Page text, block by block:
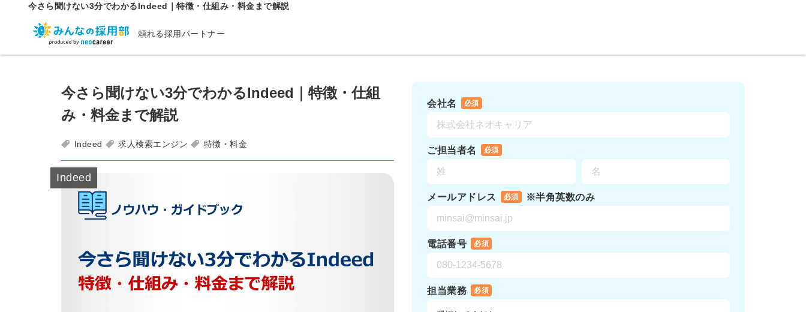
今さら聞けない3分でわかるIndeed｜特徴・仕組み・料金まで解説
頼れる採用パートナー
今さら聞けない3分でわかるIndeed｜特徴・仕組
み・料金まで解説
Indeed 求人検索エンジン 特徴・料金
Indeed
会社名 必須
ご担当者名 必須
メールアドレス 必須 ※半角英数のみ
電話番号 必須
担当業務 必須